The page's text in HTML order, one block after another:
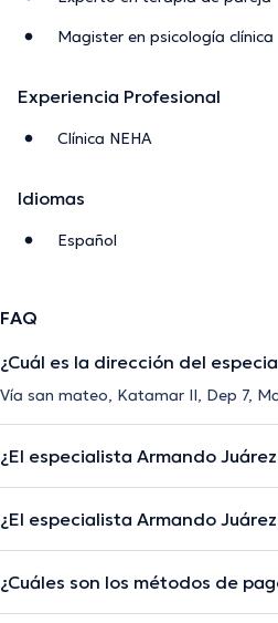
Magister en psicología clínica
Experiencia Profesional
Clínica NEHA
Idiomas
Español
FAQ
¿Cuál es la dirección del
Vía san mateo, Katamar II, Dep 7,
¿El especialista Armando
¿El especialista Armando
¿Cuáles son los métodos de